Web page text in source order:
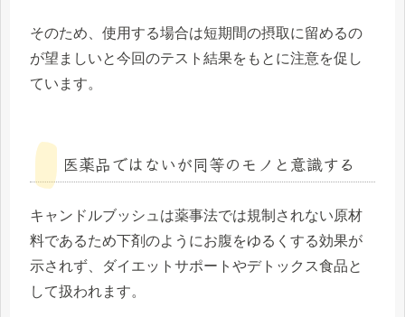
そのため、使用する場合は短期間の摂取に留めるの
が望ましいと今回のテスト結果をもとに注意を促し
ています。
医薬品ではないが同等のモノと意識する
キャンドルブッシュは薬事法では規制されない原材
料であるため下剤のようにお腹をゆるくする効果が
示されず、ダイエットサポートやデトックス食品と
して扱われます。